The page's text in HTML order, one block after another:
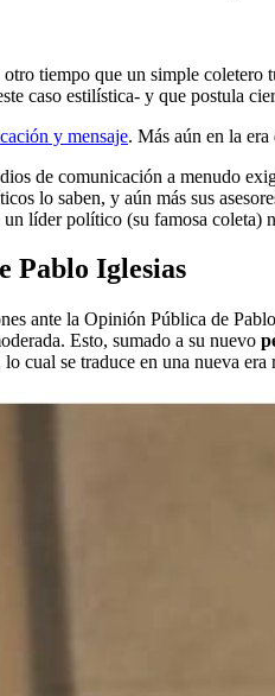
tiempo que un simple
caso estilística- y que postula
y mensaje. Más aún en la
de comunicación a menudo
lo saben, y aún más sus
líder político (su famosa coleta)
Pablo Iglesias
ante la Opinión Pública de
Esto, sumado a su nuevo
lo cual se traduce en una nueva